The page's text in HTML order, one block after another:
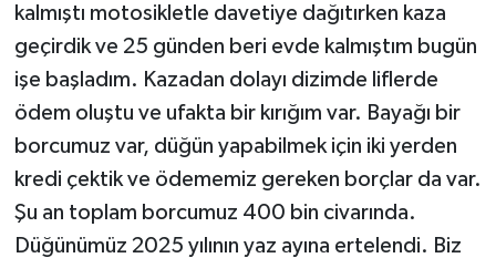
kalmıştı motosikletle davetiye dağıtırken kaza
geçirdik ve 25 günden beri evde kalmıştım bugün
işe başladım. Kazadan dolayı dizimde liflerde
ödem oluştu ve ufakta bir kırığım var. Bayağı bir
borcumuz var, düğün yapabilmek için iki yerden
kredi çektik ve ödememiz gereken borçlar da var.
Şu an toplam borcumuz 400 bin civarında.
Düğünümüz 2025 yılının yaz ayına ertelendi. Biz